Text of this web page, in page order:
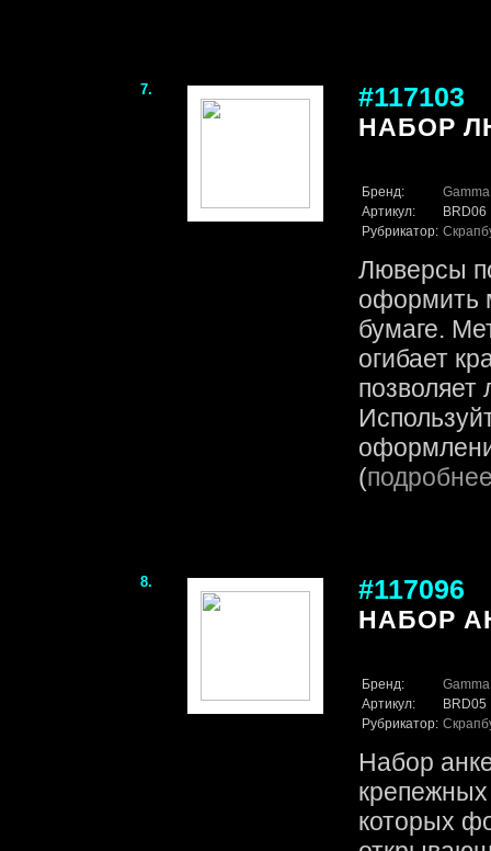
7. #117103
НАБОР
Бренд:
Gamma
Артикул:
BRD06
Рубрикатор:
Люверсы
оформить
бумаге.
огибает
позволяет
(
8. #117096
НАБОР
Бренд:
Gamma
Артикул:
BRD05
Рубрикатор:
Набор
которых